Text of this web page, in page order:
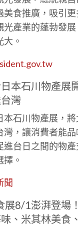
美食推廣，吸引
光產業的蓬勃發
。
本石川物產展
灣
本石川物產展，
灣，讓消費者能
進台日之間的物
。
聞
展8/1澎湃登場
、米其林美食